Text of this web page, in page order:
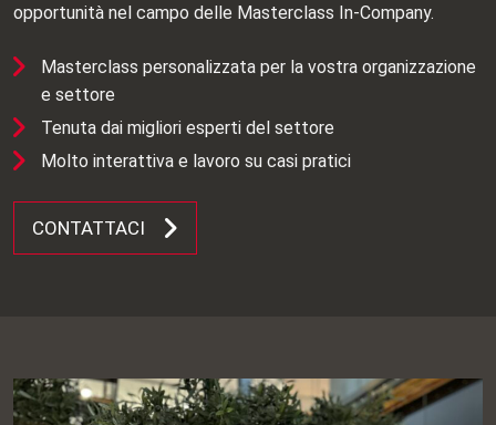
opportunità nel campo delle Masterclass In-Company.
Masterclass personalizzata per la vostra organizzazione
e settore
Tenuta dai migliori esperti del settore
Molto interattiva e lavoro su casi pratici
CONTATTACI